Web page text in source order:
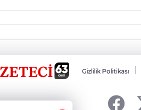
Gizlilik Politikası